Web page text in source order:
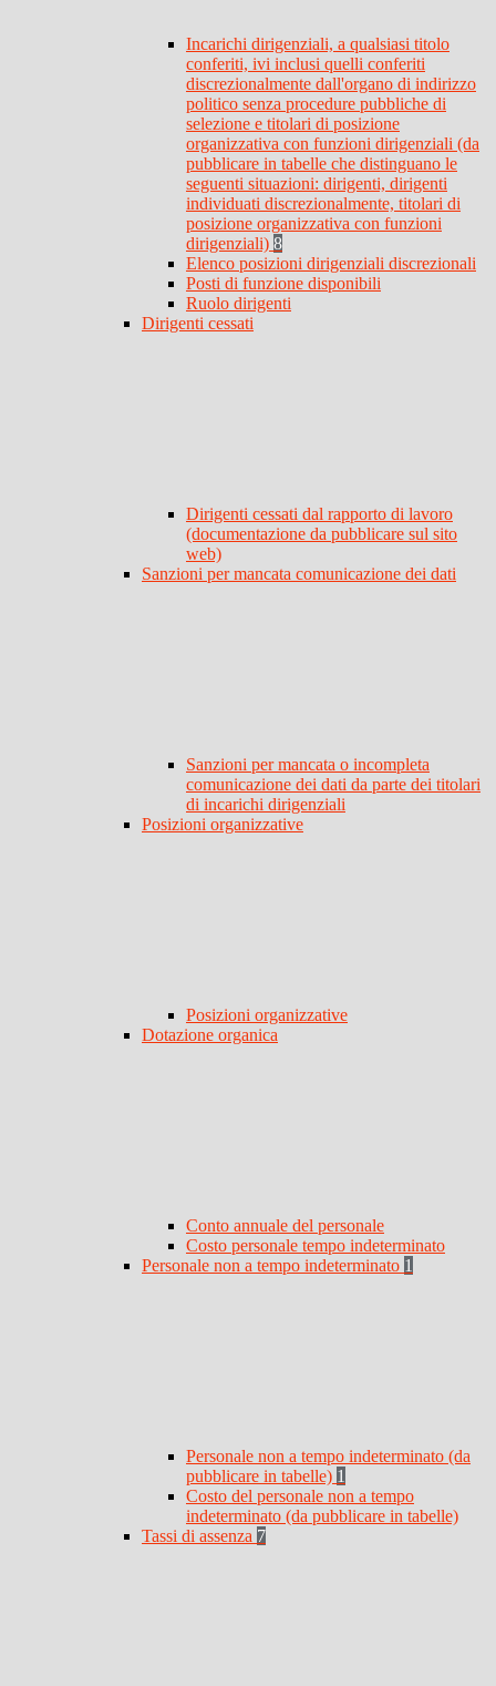
Incarichi dirigenziali, a qualsiasi titolo
conferiti, ivi inclusi quelli conferiti
discrezionalmente dall'organo di indirizzo
politico senza procedure pubbliche di
selezione e titolari di posizione
organizzativa con funzioni dirigenziali (da
pubblicare in tabelle che distinguano le
seguenti situazioni: dirigenti, dirigenti
individuati discrezionalmente, titolari di
posizione organizzativa con funzioni
dirigenziali) 8
Elenco posizioni dirigenziali discrezionali
Posti di funzione disponibili
Ruolo dirigenti
Dirigenti cessati
Dirigenti cessati dal rapporto di lavoro
(documentazione da pubblicare sul sito
web)
Sanzioni per mancata comunicazione dei dati
Sanzioni per mancata o incompleta
comunicazione dei dati da parte dei titolari
di incarichi dirigenziali
Posizioni organizzative
Posizioni organizzative
Dotazione organica
Conto annuale del personale
Costo personale tempo indeterminato
Personale non a tempo indeterminato 1
Personale non a tempo indeterminato (da
pubblicare in tabelle) 1
Costo del personale non a tempo
indeterminato (da pubblicare in tabelle)
Tassi di assenza 7